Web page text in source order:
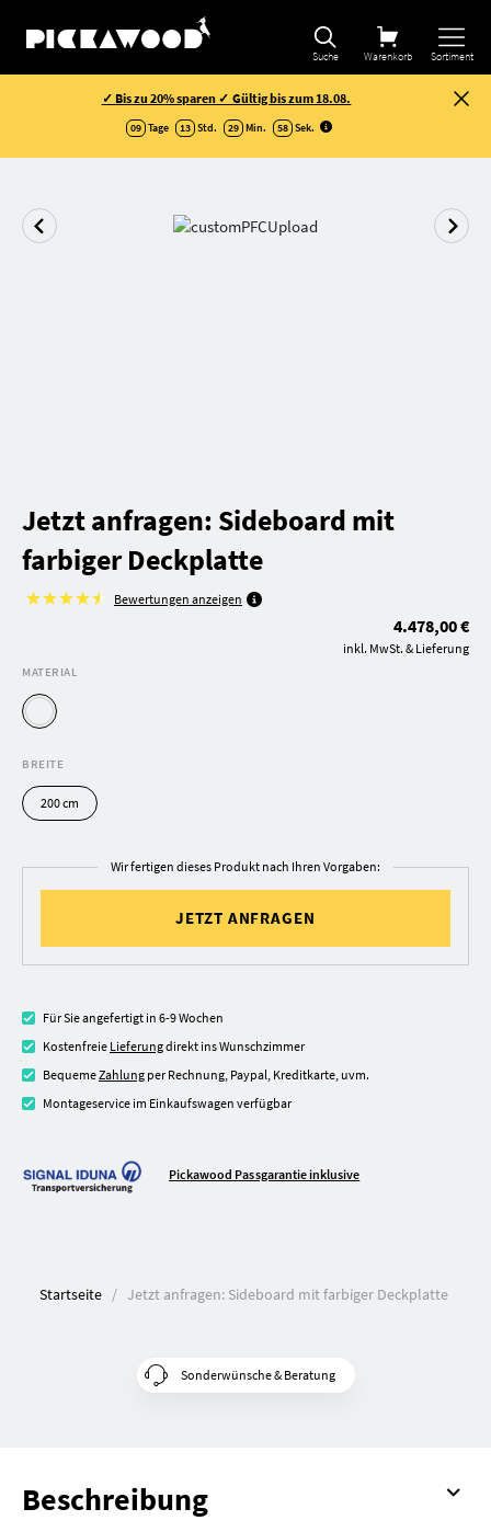
Suche Warenkorb Sortiment
✓ Bis zu 20% sparen ✓ Gültig bis zum 18.08.
09 Tage 13 Std. 29 Min. 57 Sek.
Jetzt anfragen: Sideboard mit
farbiger Deckplatte
Bewertungen anzeigen
4.478,00 €
inkl. MwSt. & Lieferung
MATERIAL
BREITE
200 cm
Wir fertigen dieses Produkt nach Ihren Vorgaben:
JETZT ANFRAGEN
Für Sie angefertigt in 6-9 Wochen
Kostenfreie Lieferungdirekt ins Wunschzimmer
BequemeZahlung per Rechnung, Paypal, Kreditkarte, uvm.
Montageservice im Einkaufswagen verfügbar
Pickawood Passgarantie inklusive
Startseite Jetzt anfragen: Sideboard mit farbiger Deckplatte
Sonderwünsche & Beratung
Beschreibung